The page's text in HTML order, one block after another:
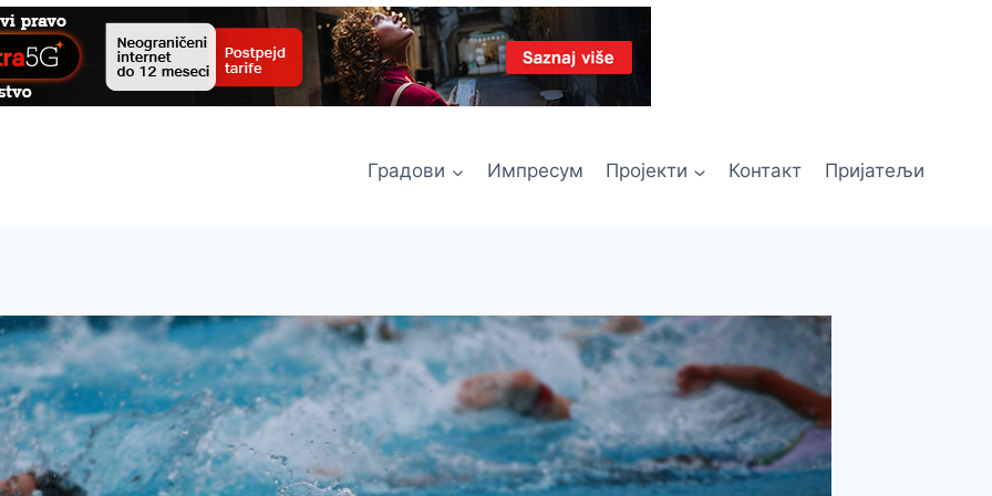
Градови Импресум Пројекти Контакт Пријатељи